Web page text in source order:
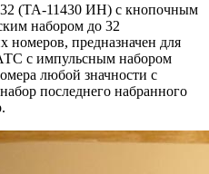
(TA-11430 ИН) с кнопочным
набором до 32
номеров, предназначен для
с импульсным набором
любой значности с
последнего набранного